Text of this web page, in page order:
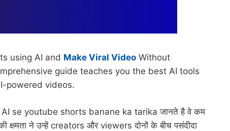
using AI and Make Viral Video Without
guide teaches you the best AI tools
powered videos.
AI se youtube shorts banane ka tarika जानते है वे कम
क्षमता ने उन्हें creators और viewers दोनों के बीच पसंदीदा